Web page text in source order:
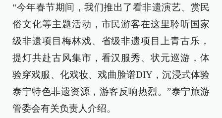
“今年春节期间，我们推出了看非遗演艺、赏民
俗文化等主题活动，市民游客在这里聆听国家
级非遗项目梅林戏、省级非遗项目上青古乐，
提灯共赴古风集市，看汉服秀、状元巡游，体
验穿戏服、化戏妆、戏曲脸谱DIY，沉浸式体验
泰宁特色非遗资源，游客反响热烈。”泰宁旅游
管委会有关负责人介绍。